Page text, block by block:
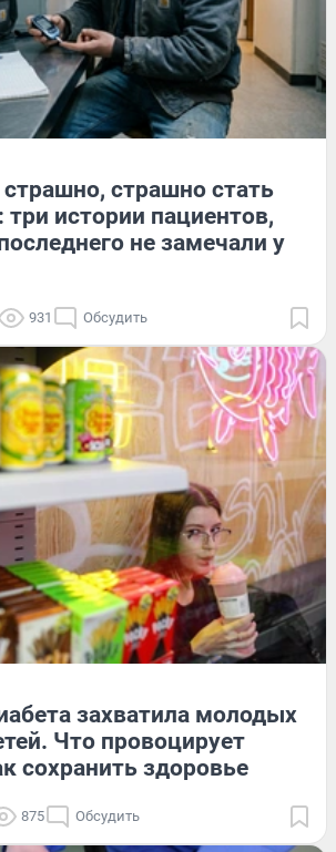
страшно стать
истории пациентов,
не замечали у
931 Обсудить
захватила молодых
Что провоцирует
сохранить здоровье
875 Обсудить